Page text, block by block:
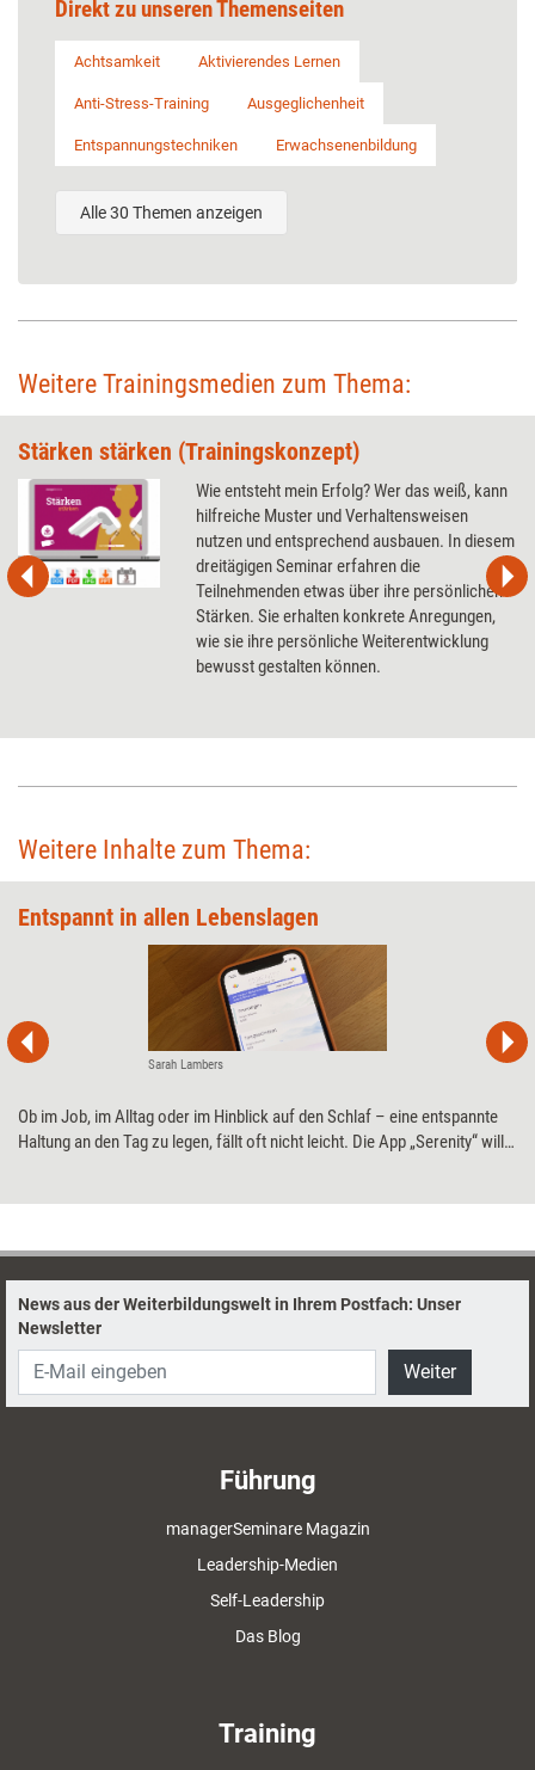
Direkt zu unseren Themenseiten
Achtsamkeit Aktivierendes Lernen
Anti-Stress-Training Ausgeglichenheit
Entspannungstechniken Erwachsenenbildung
Alle 30 Themen anzeigen
Weitere Trainingsmedien zum Thema:
Stärken stärken (Trainingskonzept)
Wie entsteht mein Erfolg? Wer das weiß, kann
hilfreiche Muster und Verhaltensweisen
nutzen und entsprechend ausbauen. In diesem
dreitägigen Seminar erfahren die
Teilnehmenden etwas über ihre persönlichen
Stärken. Sie erhalten konkrete Anregungen,
wie sie ihre persönliche Weiterentwicklung
bewusst gestalten können.
Weitere Inhalte zum Thema:
Entspannt in allen Lebenslagen
Sarah Lambers
Ob im Job, im Alltag oder im Hinblick auf den Schlaf – eine entspannte
Haltung an den Tag zu legen, fällt oft nicht leicht. Die App „Serenity“ will
News aus der Weiterbildungswelt in Ihrem Postfach: Unser
Newsletter
Weiter
Führung
managerSeminare Magazin
Leadership-Medien
Self-Leadership
Das Blog
Training